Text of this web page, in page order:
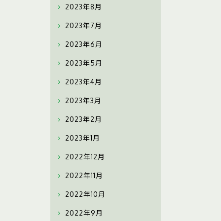
2023年8月
2023年7月
2023年6月
2023年5月
2023年4月
2023年3月
2023年2月
2023年1月
2022年12月
2022年11月
2022年10月
2022年9月